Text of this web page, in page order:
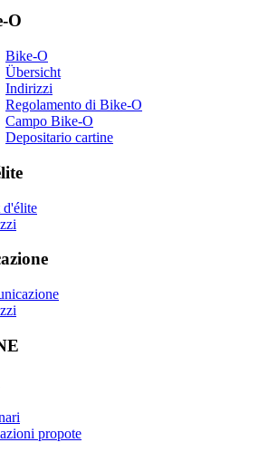
O
Bike-O
Übersicht
Indirizzi
Regolamento di Bike-O
Campo Bike-O
Depositario cartine
d'élite
propote